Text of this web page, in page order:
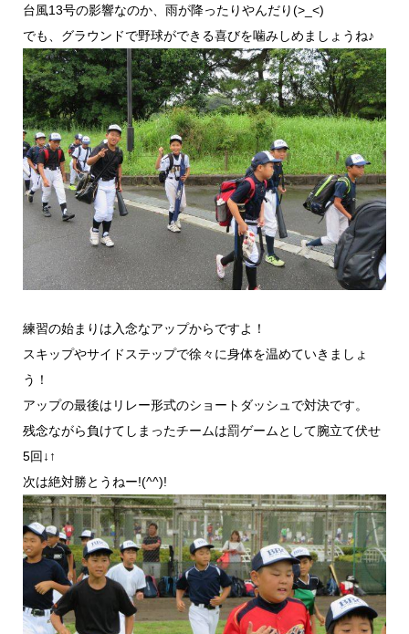
台風13号の影響なのか、雨が降ったりやんだり(>_<)
でも、グラウンドで野球ができる喜びを噛みしめましょうね♪
練習の始まりは入念なアップからですよ！
スキップやサイドステップで徐々に身体を温めていきましょ
う！
アップの最後はリレー形式のショートダッシュで対決です。
残念ながら負けてしまったチームは罰ゲームとして腕立て伏せ
5回↓↑
次は絶対勝とうねー!(^^)!